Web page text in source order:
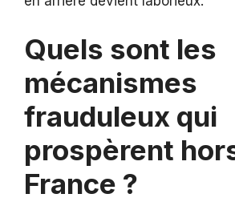
Quels sont les
mécanismes
frauduleux qui
prospèrent
France ?